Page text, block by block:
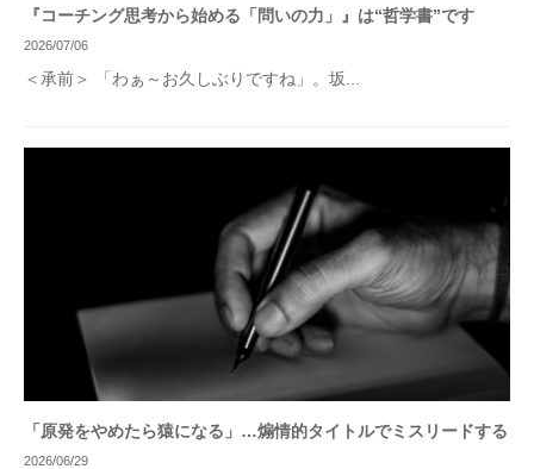
『コーチング思考から始める「問いの力」』は“哲学書”です
2026/07/06
＜承前＞ 「わぁ～お久しぶりですね」。坂...
「原発をやめたら猿になる」…煽情的タイトルでミスリードする
2026/06/29